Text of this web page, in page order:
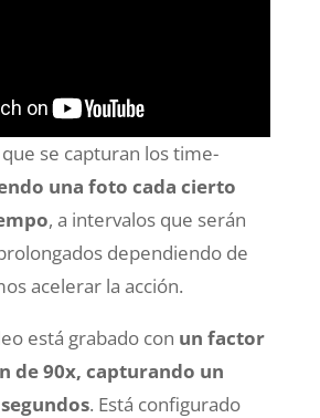
se capturan los time-
una foto cada cierto
, a intervalos que serán
dependiendo de
acelerar la acción.
está grabado con un factor
de 90x, capturando un
. Está configurado